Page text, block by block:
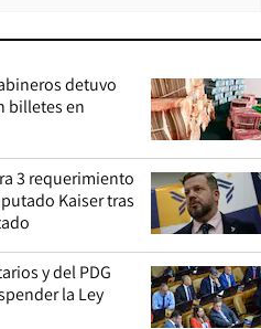
detuvo
billetes en
3 requerimiento
Kaiser tras
y del PDG
la Ley